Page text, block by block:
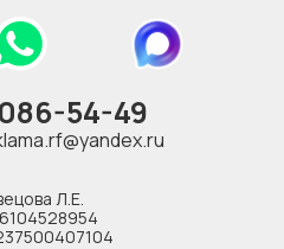
Л.Е.
54-49